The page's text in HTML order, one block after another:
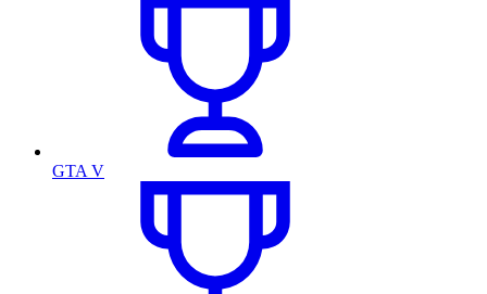
GTA V